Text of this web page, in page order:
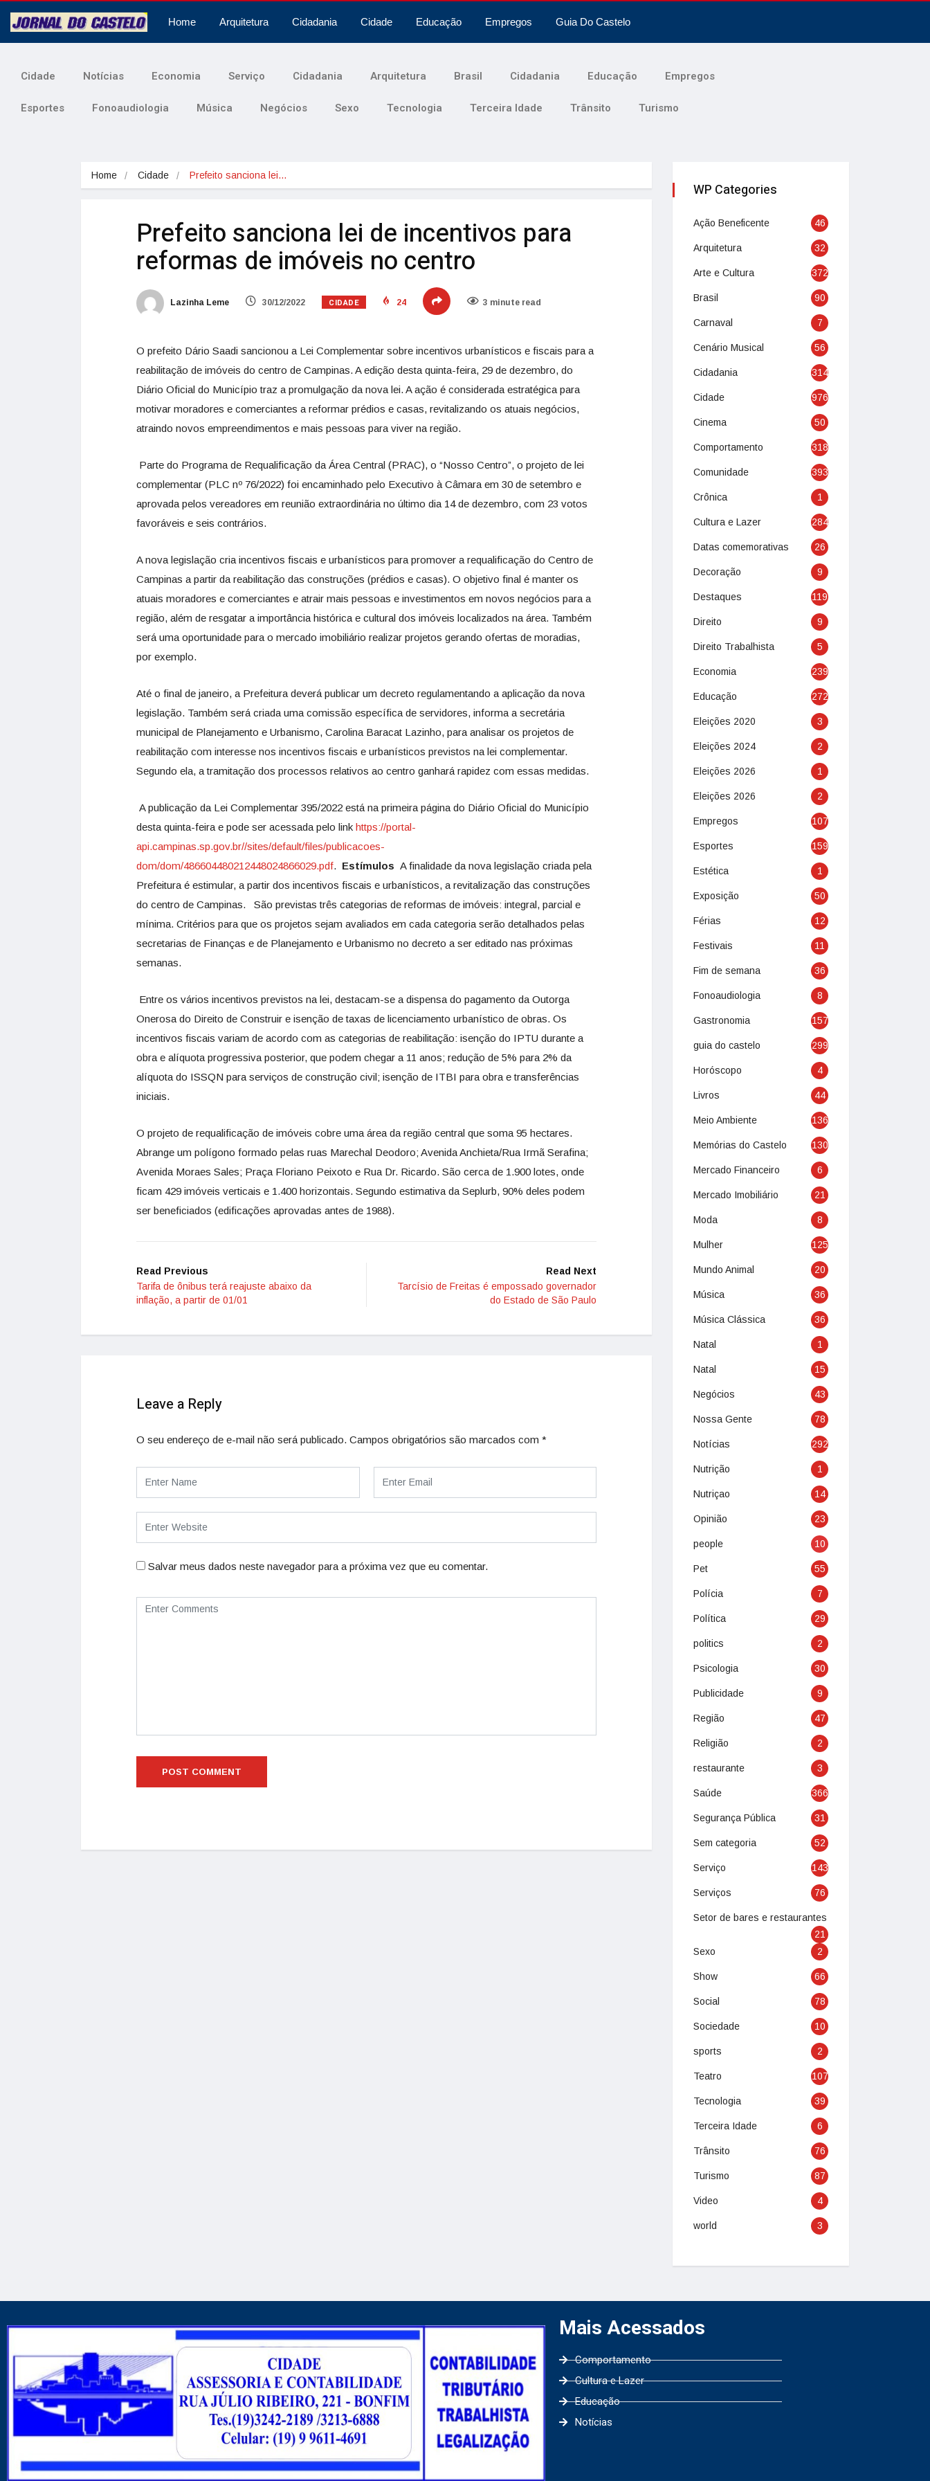
Home Arquitetura Cidadania Cidade Educação Empregos Guia Do Castelo
Cidade Notícias Economia Serviço Cidadania Arquitetura Brasil Cidadania Educação Empregos
Esportes Fonoaudiologia Música Negócios Sexo Tecnologia Terceira Idade Trânsito Turismo
Home Cidade Prefeito sanciona lei…
Prefeito sanciona lei de incentivos para
reformas de imóveis no centro
Lazinha Leme 30/12/2022 CIDADE 24 3 minute read
O prefeito Dário Saadi sancionou a Lei Complementar sobre incentivos urbanísticos e fiscais para a
reabilitação de imóveis do centro de Campinas. A edição desta quinta-feira, 29 de dezembro, do
Diário Oficial do Município traz a promulgação da nova lei. A ação é considerada estratégica para
motivar moradores e comerciantes a reformar prédios e casas, revitalizando os atuais negócios,
atraindo novos empreendimentos e mais pessoas para viver na região.
Parte do Programa de Requalificação da Área Central (PRAC), o “Nosso Centro”, o projeto de lei
complementar (PLC nº 76/2022) foi encaminhado pelo Executivo à Câmara em 30 de setembro e
aprovada pelos vereadores em reunião extraordinária no último dia 14 de dezembro, com 23 votos
favoráveis e seis contrários.
A nova legislação cria incentivos fiscais e urbanísticos para promover a requalificação do Centro de
Campinas a partir da reabilitação das construções (prédios e casas). O objetivo final é manter os
atuais moradores e comerciantes e atrair mais pessoas e investimentos em novos negócios para a
região, além de resgatar a importância histórica e cultural dos imóveis localizados na área. Também
será uma oportunidade para o mercado imobiliário realizar projetos gerando ofertas de moradias,
por exemplo.
Até o final de janeiro, a Prefeitura deverá publicar um decreto regulamentando a aplicação da nova
legislação. Também será criada uma comissão específica de servidores, informa a secretária
municipal de Planejamento e Urbanismo, Carolina Baracat Lazinho, para analisar os projetos de
reabilitação com interesse nos incentivos fiscais e urbanísticos previstos na lei complementar.
Segundo ela, a tramitação dos processos relativos ao centro ganhará rapidez com essas medidas.
A publicação da Lei Complementar 395/2022 está na primeira página do Diário Oficial do Município
desta quinta-feira e pode ser acessada pelo link https://portal-
api.campinas.sp.gov.br//sites/default/files/publicacoes-
dom/dom/486604480212448024866029.pdf. Estímulos A finalidade da nova legislação criada pela
Prefeitura é estimular, a partir dos incentivos fiscais e urbanísticos, a revitalização das construções
do centro de Campinas. São previstas três categorias de reformas de imóveis: integral, parcial e
mínima. Critérios para que os projetos sejam avaliados em cada categoria serão detalhados pelas
secretarias de Finanças e de Planejamento e Urbanismo no decreto a ser editado nas próximas
semanas.
Entre os vários incentivos previstos na lei, destacam-se a dispensa do pagamento da Outorga
Onerosa do Direito de Construir e isenção de taxas de licenciamento urbanístico de obras. Os
incentivos fiscais variam de acordo com as categorias de reabilitação: isenção do IPTU durante a
obra e alíquota progressiva posterior, que podem chegar a 11 anos; redução de 5% para 2% da
alíquota do ISSQN para serviços de construção civil; isenção de ITBI para obra e transferências
iniciais.
O projeto de requalificação de imóveis cobre uma área da região central que soma 95 hectares.
Abrange um polígono formado pelas ruas Marechal Deodoro; Avenida Anchieta/Rua Irmã Serafina;
Avenida Moraes Sales; Praça Floriano Peixoto e Rua Dr. Ricardo. São cerca de 1.900 lotes, onde
ficam 429 imóveis verticais e 1.400 horizontais. Segundo estimativa da Seplurb, 90% deles podem
ser beneficiados (edificações aprovadas antes de 1988).
Read Previous
Tarifa de ônibus terá reajuste abaixo da
inflação, a partir de 01/01
Read Next
Tarcísio de Freitas é empossado governador
do Estado de São Paulo
Leave a Reply
O seu endereço de e-mail não será publicado. Campos obrigatórios são marcados com *
Salvar meus dados neste navegador para a próxima vez que eu comentar.
WP Categories
Ação Beneficente 46
Arquitetura 32
Arte e Cultura 372
Brasil 90
Carnaval 7
Cenário Musical 56
Cidadania 314
Cidade 976
Cinema 50
Comportamento 318
Comunidade 393
Crônica 1
Cultura e Lazer 284
Datas comemorativas 26
Decoração 9
Destaques 119
Direito 9
Direito Trabalhista 5
Economia 239
Educação 272
Eleições 2020 3
Eleições 2024 2
Eleições 2026 1
Eleições 2026 2
Empregos 107
Esportes 159
Estética 1
Exposição 50
Férias 12
Festivais 11
Fim de semana 36
Fonoaudiologia 8
Gastronomia 157
guia do castelo 299
Horóscopo 4
Livros 44
Meio Ambiente 136
Memórias do Castelo 130
Mercado Financeiro 6
Mercado Imobiliário 21
Moda 8
Mulher 125
Mundo Animal 20
Música 36
Música Clássica 36
Natal 1
Natal 15
Negócios 43
Nossa Gente 78
Notícias 292
Nutrição 1
Nutriçao 14
Opinião 23
people 10
Pet 55
Polícia 7
Política 29
politics 2
Psicologia 30
Publicidade 9
Região 47
Religião 2
restaurante 3
Saúde 366
Segurança Pública 31
Sem categoria 52
Serviço 143
Serviços 76
Setor de bares e restaurantes
21
Sexo
2
Show 66
Social 78
Sociedade 10
sports 2
Teatro 107
Tecnologia 39
Terceira Idade 6
Trânsito 76
Turismo 87
Video 4
world 3
Mais Acessados
Comportamento
Cultura e Lazer
Educação
Notícias